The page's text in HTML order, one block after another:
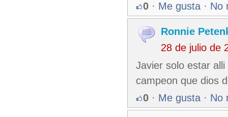
0 · Me gusta · No
Ronnie
28 de julio de
Javier solo estar
campeon que dios
0 · Me gusta · No